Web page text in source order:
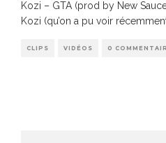
Kozi – GTA (prod by New
Kozi (qu’on a pu voir
CLIPS VIDÉOS 0